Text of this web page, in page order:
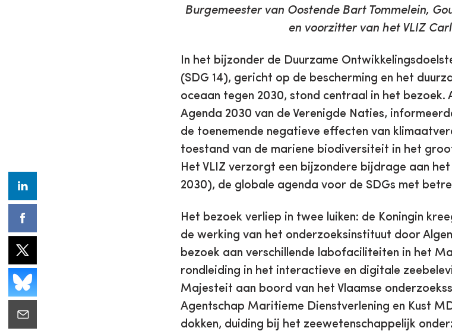
Burgemeester van Oostende Bart Tommelein,
en voorzitter van het VLIZ
In het bijzonder de Duurzame
(SDG 14), gericht op de bescherming en het
oceaan tegen 2030, stond centraal in het bezoek.
Agenda 2030 van de Verenigde Naties,
de toenemende negatieve effecten van
toestand van de mariene biodiversiteit in het
Het VLIZ verzorgt een bijzondere bijdrage aan het
2030), de globale agenda voor de SDGs met
Het bezoek verliep in twee luiken: de Koningin
de werking van het onderzoeksinstituut door
bezoek aan verschillende labofaciliteiten in het
rondleiding in het interactieve en digitale
Majesteit aan boord van het Vlaamse
Agentschap Maritieme Dienstverlening en Kust
dokken, duiding bij het zeewetenschappelijk